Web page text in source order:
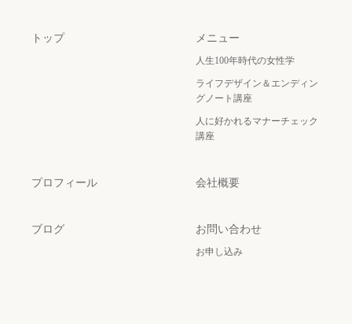
トップ メニュー
人生100年時代の女性学
ライフデザイン＆エンディン
グノート講座
人に好かれるマナーチェック
講座
プロフィール 会社概要
ブログ お問い合わせ
お申し込み